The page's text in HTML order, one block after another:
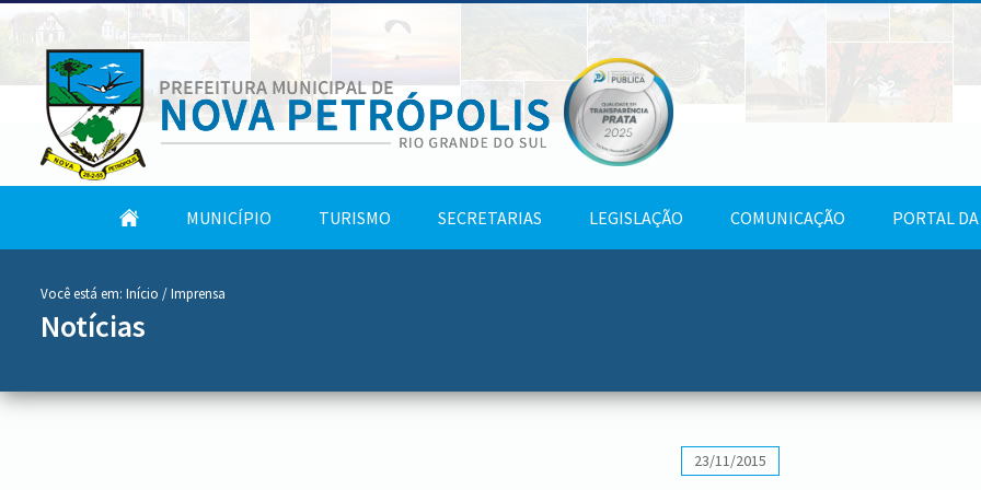
Tela
MUNICÍPIO TURISMO SECRETARIAS LEGISLAÇÃO COMUNICAÇÃO PORTAL
Você está em: Início / Imprensa
Notícias
23/11/2015